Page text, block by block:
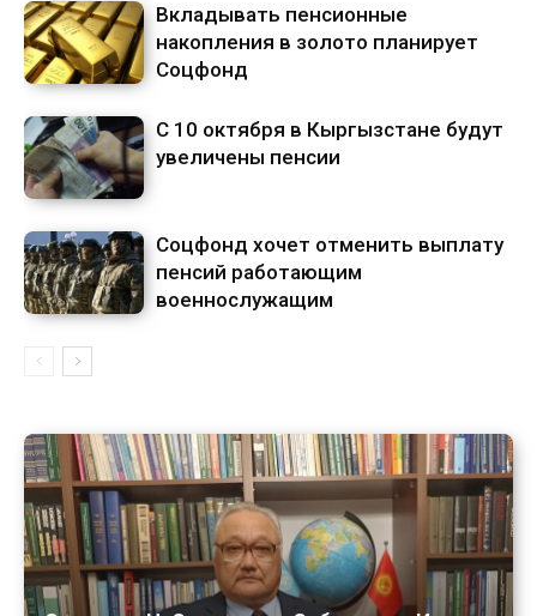
Вкладывать пенсионные
накопления в золото планирует
Соцфонд
С 10 октября в Кыргызстане будут
увеличены пенсии
Соцфонд хочет отменить выплату
пенсий работающим
военнослужащим